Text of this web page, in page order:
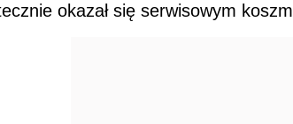
okazał się serwisowym